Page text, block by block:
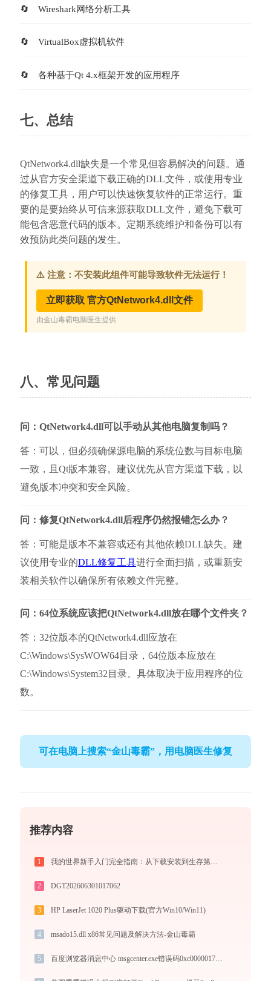
Wireshark网络分析工具
VirtualBox虚拟机软件
各种基于Qt 4.x框架开发的应用程序
七、总结
QtNetwork4.dll缺失是一个常见但容易解决的问题。通
过从官方安全渠道下载正确的DLL文件，或使用专业
的修复工具，用户可以快速恢复软件的正常运行。重
要的是要始终从可信来源获取DLL文件，避免下载可
能包含恶意代码的版本。定期系统维护和备份可以有
效预防此类问题的发生。
八、常见问题
问：QtNetwork4.dll可以手动从其他电脑复制吗？
答：可以，但必须确保源电脑的系统位数与目标电脑
一致，且Qt版本兼容。建议优先从官方渠道下载，以
避免版本冲突和安全风险。
问：修复QtNetwork4.dll后程序仍然报错怎么办？
答：可能是版本不兼容或还有其他依赖DLL缺失。建
议使用专业的DLL修复工具进行全面扫描，或重新安
装相关软件以确保所有依赖文件完整。
问：64位系统应该把QtNetwork4.dll放在哪个文件夹？
答：32位版本的QtNetwork4.dll应放在
C:\Windows\SysWOW64目录，64位版本应放在
C:\Windows\System32目录。具体取决于应用程序的位
数。
可在电脑上搜索“金山毒霸”，用电脑医生修复
推荐内容
1 我的世界新手入门完全指南：从下载安装到生存第一天，一篇讲透
2 DGT202606301017062
3 HP LaserJet 1020 Plus驱动下载(官方Win10/Win11)
4 msado15.dll x86常见问题及解决方法-金山毒霸
5 百度浏览器消息中心 msgcenter.exe错误码0xc0000017处理办法